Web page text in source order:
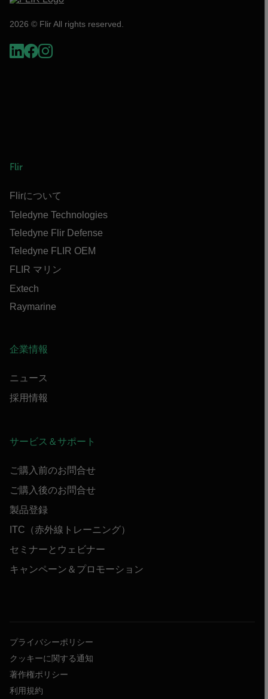
2026 © Flir All rights reserved.
Flir
Flirについて
Teledyne Technologies
Teledyne Flir Defense
Teledyne FLIR OEM
FLIR マリン
Extech
Raymarine
企業情報
ニュース
採用情報
サービス＆サポート
ご購入前のお問合せ
ご購入後のお問合せ
製品登録
ITC（赤外線トレーニング）
セミナーとウェビナー
キャンペーン＆プロモーション
プライバシーポリシー
クッキーに関する通知
著作権ポリシー
利用規約